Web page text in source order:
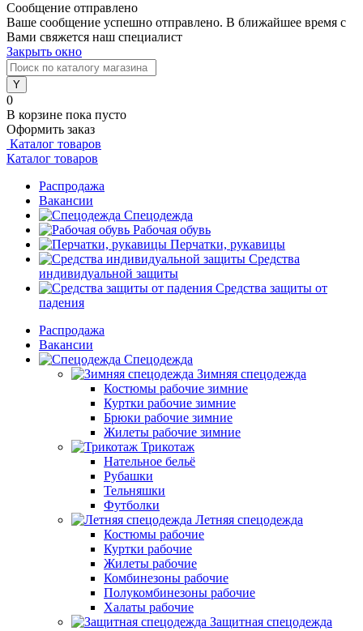
Сообщение отправлено
Ваше сообщение успешно отправлено. В ближайшее время с
Вами свяжется наш специалист
Закрыть окно
0
В корзине пока пусто
Оформить заказ
Каталог товаров
Каталог товаров
Распродажа
Вакансии
Спецодежда
Рабочая обувь
Перчатки, рукавицы
Средства
индивидуальной защиты
Средства защиты от
падения
Распродажа
Вакансии
Спецодежда
Зимняя спецодежда
Костюмы рабочие зимние
Куртки рабочие зимние
Брюки рабочие зимние
Жилеты рабочие зимние
Трикотаж
Нательное бельё
Рубашки
Тельняшки
Футболки
Летняя спецодежда
Костюмы рабочие
Куртки рабочие
Жилеты рабочие
Комбинезоны рабочие
Полукомбинезоны рабочие
Халаты рабочие
Защитная спецодежда